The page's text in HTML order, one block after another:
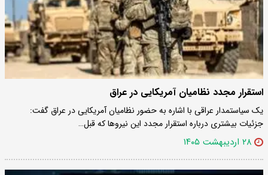
استقرار مجدد نظامیان آمریکایی در عراق
یک سیاستمدار عراقی با اشاره به حضور نظامیان آمریکایی در عراق گفت:
جزئیات بیشتری درباره استقرار مجدد این نیروها که قبل…
۲۸ اردیبهشت ۱۴۰۵